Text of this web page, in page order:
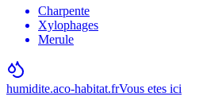
Charpente
Xylophages
Merule
humidite.aco-habitat.frVous etes ici